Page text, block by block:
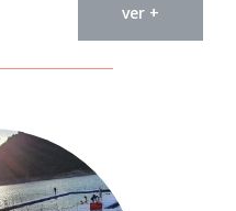
ver +